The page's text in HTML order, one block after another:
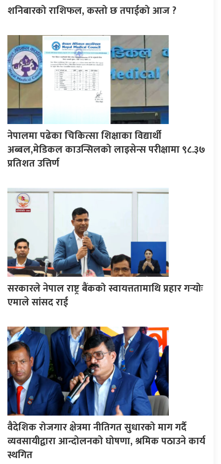
शनिबारको राशिफल, कस्तो छ तपाईको आज ?
नेपालमा पढेका चिकित्सा शिक्षाका विद्यार्थी
अब्बल,मेडिकल काउन्सिलको लाइसेन्स परीक्षामा ९८.३७
प्रतिशत उत्तिर्ण
सरकारले नेपाल राष्ट्र बैंकको स्वायत्ततामाथि प्रहार गर्‍योः
एमाले सांसद राई
वैदेशिक रोजगार क्षेत्रमा नीतिगत सुधारको माग गर्दै
व्यवसायीद्वारा आन्दोलनको घोषणा, श्रमिक पठाउने कार्य
स्थगित